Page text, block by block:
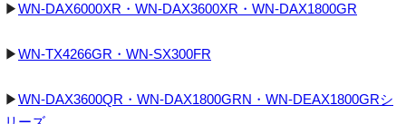
▶WN-DAX6000XR・WN-DAX3600XR・WN-DAX1800GR
▶WN-TX4266GR・WN-SX300FR
▶WN-DAX3600QR・WN-DAX1800GRN・WN-DEAX1800GRシ